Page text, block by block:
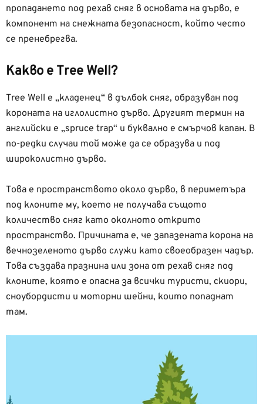
пропадането под рехав сняг в основата на дърво, е
компонент на снежната безопасност, който често
се пренебрегва.
Какво е Tree Well?
Tree Well е „кладенец“ в дълбок сняг, образуван под
короната на иглолистно дърво. Другият термин на
английски е „spruce trap“ и буквално е смърчов капан. В
по-редки случаи той може да се образува и под
широколистно дърво.
Това е пространството около дърво, в периметъра
под клоните му, което не получава същото
количество сняг като околното открито
пространство. Причината е, че запазената корона на
вечнозеленото дърво служи като своеобразен чадър.
Това създава празнина или зона от рехав сняг под
клоните, която е опасна за всички туристи, скиори,
сноубордисти и моторни шейни, които попаднат
там.